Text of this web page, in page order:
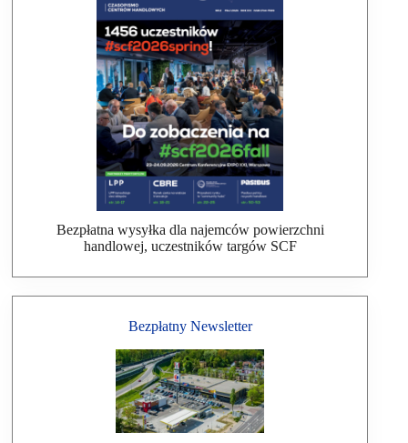
Bezpłatna wysyłka dla najemców powierzchni
handlowej, uczestników targów SCF
Bezpłatny Newsletter